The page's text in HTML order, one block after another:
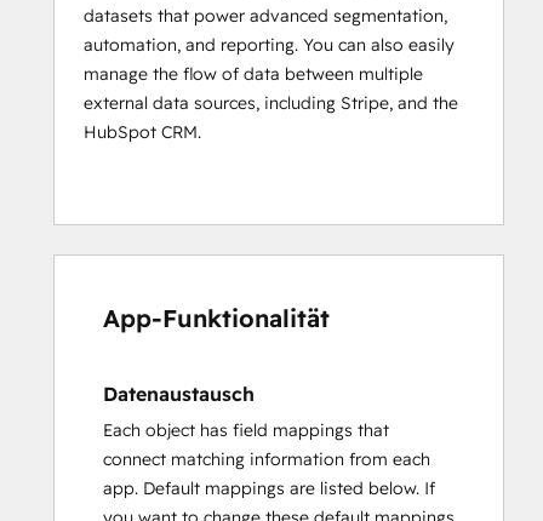
datasets that power advanced segmentation,
automation, and reporting. You can also easily
manage the flow of data between multiple
external data sources, including Stripe, and the
HubSpot CRM.
App-Funktionalität
Datenaustausch
Each object has field mappings that
connect matching information from each
app. Default mappings are listed below. If